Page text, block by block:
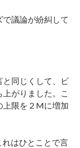
議論が紛糾して
と同じくして、ビ
がりました。こ
上限を２Mに増加
れはひとことで言